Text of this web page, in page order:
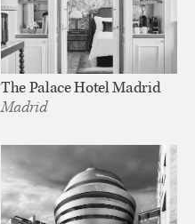
The Palace Hotel Madrid
Madrid